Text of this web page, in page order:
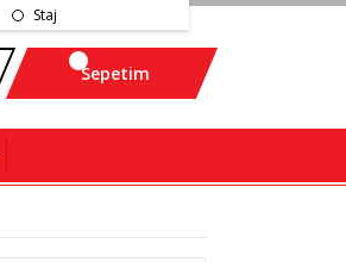
Staj
Sepetim